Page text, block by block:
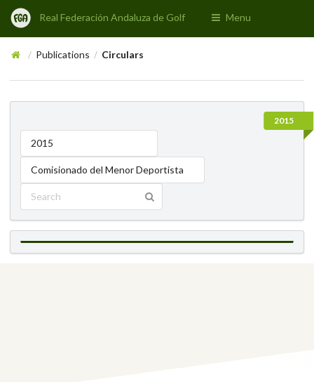
Real Federación Andaluza de Golf Menu
/ Publications / Circulars
2015
2015
Comisionado del Menor Deportista